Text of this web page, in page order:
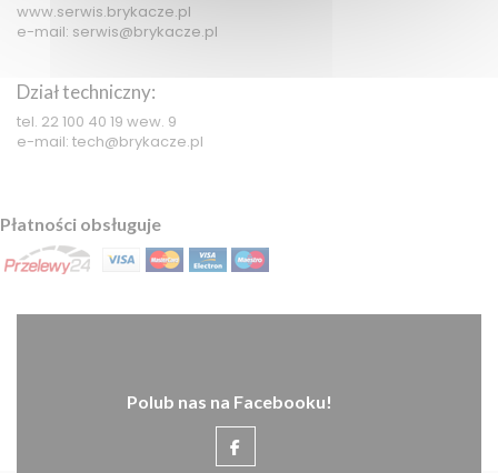
www.serwis.brykacze.pl
e-mail: serwis@brykacze.pl
Dział techniczny:
tel. 22 100 40 19 wew. 9
e-mail: tech@brykacze.pl
Płatności obsługuje
Polub nas na Facebooku!